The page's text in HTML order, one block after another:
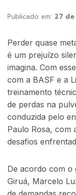
Publicado em: 27
Perder quase
é um prejuízo
imagina. Com
com a BASF e a
treinamento
de perdas na
conduzida pelo
Paulo Rosa, com
desafios
De acordo com o
Giruá, Marcelo